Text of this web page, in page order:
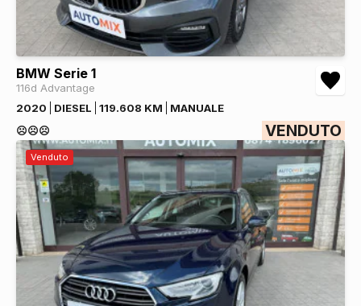
BMW Serie 1
116d Advantage
2020
DIESEL 119.608 KM
MANUALE
☹️☹️☹️
VENDUTO
Venduto